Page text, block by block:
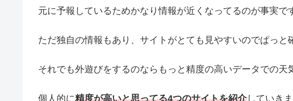
元に予報しているためかなり情報が近くなってるのが事実で
ただ独自の情報もあり、サイトがとても見やすいのでぱっと
それでも外遊びをするのならもっと精度の高いデータでの天
個人的に精度が高いと思ってる4つのサイトを紹介していきま